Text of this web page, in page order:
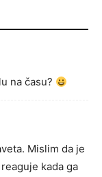
na času?
Mislim da je
kada ga